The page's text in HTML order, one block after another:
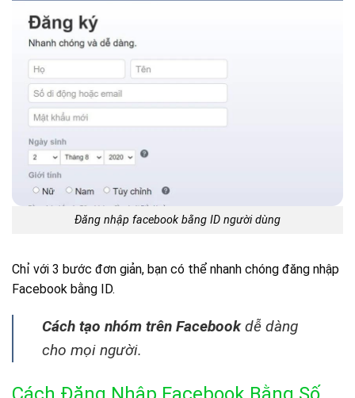
Đăng nhập facebook bằng ID người dùng
Chỉ với 3 bước đơn giản, bạn có thể nhanh chóng đăng nhập
Facebook bằng ID.
Cách tạo nhóm trên Facebookdễ dàng
cho mọi người.